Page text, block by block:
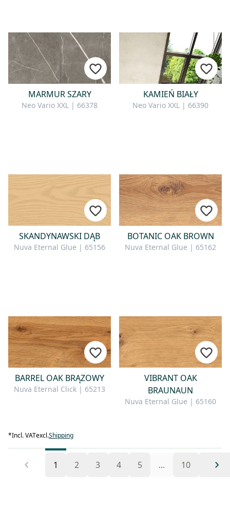
MARMUR SZARY
Neo Vario XXL | 66378
KAMIEŃ BIAŁY
Neo Vario XXL | 66390
SKANDYNAWSKI DĄB
Nuva Eternal Glue | 65156
BOTANIC OAK BROWN
Nuva Eternal Glue | 65162
BARREL OAK BRĄZOWY
Nuva Eternal Click | 65213
VIBRANT OAK
BRAUNAUN
Nuva Eternal Glue | 65160
*Incl. VATexcl.Shipping
1 2 3 4 5 ... 10